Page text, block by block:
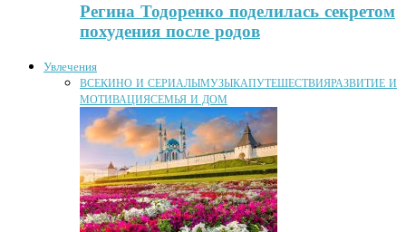
Регина Тодоренко поделилась секретом
похудения после родов
Увлечения
ВСЕКИНО И СЕРИАЛЫМУЗЫКАПУТЕШЕСТВИЯРАЗВИТИЕ И
МОТИВАЦИЯСЕМЬЯ И ДОМ